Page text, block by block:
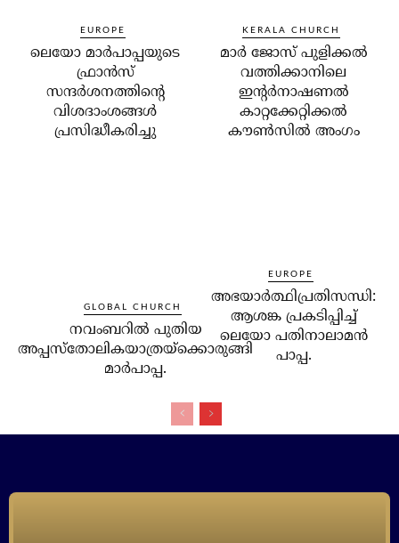
EUROPE
ലെയോ മാര്‍പാപ്പയുടെ
ഫ്രാന്‍സ്
സന്ദര്‍ശനത്തിന്റെ
വിശദാംശങ്ങള്‍
പ്രസിദ്ധീകരിച്ചു
KERALA CHURCH
മാര്‍ ജോസ് പുളിക്കല്‍
വത്തിക്കാനിലെ
ഇന്റര്‍നാഷണല്‍
കാറ്റക്കേറ്റിക്കല്‍
കൗണ്‍സില്‍ അംഗം
GLOBAL CHURCH
നവംബറില്‍ പുതിയ
അപ്പസ്‌തോലികയാത്രയ്‌ക്കൊരുങ്ങി
മാര്‍പാപ്പ.
EUROPE
അഭയാര്‍ത്ഥിപ്രതിസന്ധി:
ആശങ്ക പ്രകടിപ്പിച്ച്
ലെയോ പതിനാലാമന്‍
പാപ്പ.